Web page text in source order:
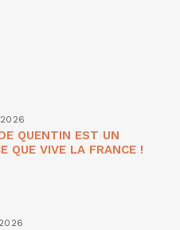
QUENTIN EST UN
QUE VIVE LA FRANCE !